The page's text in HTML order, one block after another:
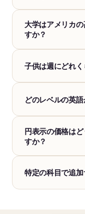
大学はアメリカ
すか？
子供は週にどれ
どのレベルの英
円表示の価格は
すか？
特定の科目で追